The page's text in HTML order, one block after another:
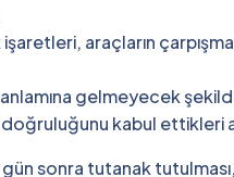
araçların
gelmeyecek
kabul ettikleri
sonra tutanak tutulması,